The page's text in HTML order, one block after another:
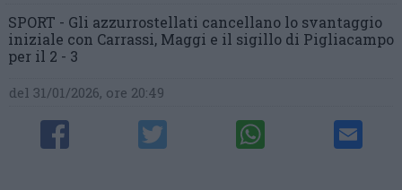
SPORT - Gli azzurrostellati cancellano lo svantaggio
iniziale con Carrassi, Maggi e il sigillo di Pigliacampo
per il 2 - 3
del 31/01/2026, ore 20:49